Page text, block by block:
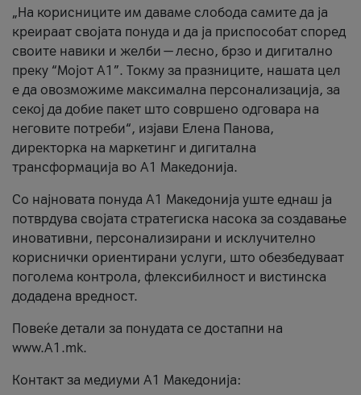
„На корисниците им даваме слобода самите да ја
креираат својата понуда и да ја приспособат според
своите навики и желби — лесно, брзо и дигитално
преку “Мојот А1”. Токму за празниците, нашата цел
е да овозможиме максимална персонализација, за
секој да добие пакет што совршено одговара на
неговите потреби“, изјави Елена Панова,
директорка на маркетинг и дигитална
трансформација во А1 Македонија.
Со најновата понуда А1 Македонија уште еднаш ја
потврдува својата стратегиска насока за создавање
иновативни, персонализирани и исклучително
кориснички ориентирани услуги, што обезбедуваат
поголема контрола, флексибилност и вистинска
додадена вредност.
Повеќе детали за понудата се достапни на
www.А1.mk.
Контакт за медиуми А1 Македонија: